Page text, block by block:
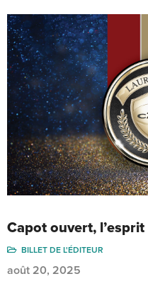
Capot ouvert,
BILLET DE L'ÉDITEUR
août 20, 2025